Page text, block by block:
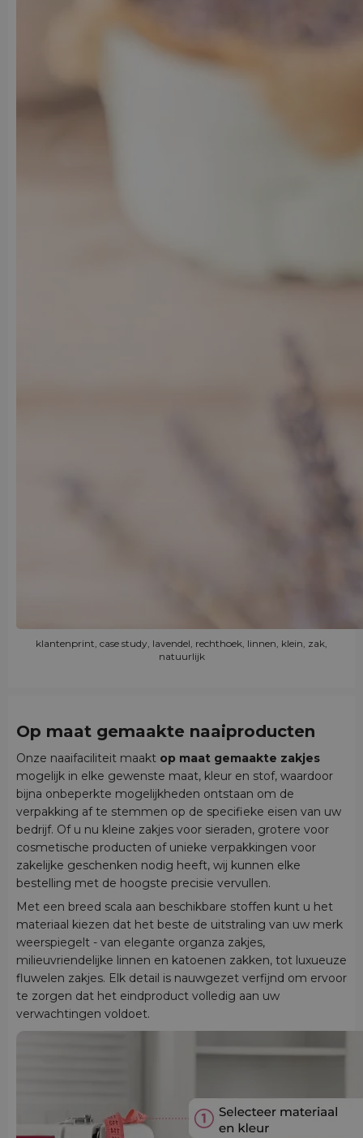
klantenprint, case study, lavendel, rechthoek, linnen, klein, zak,
natuurlijk
Op maat gemaakte naaiproducten
Onze naaifaciliteit maakt op maat gemaakte zakjes
mogelijk in elke gewenste maat, kleur en stof, waardoor
bijna onbeperkte mogelijkheden ontstaan om de
verpakking af te stemmen op de specifieke eisen van uw
bedrijf. Of u nu kleine zakjes voor sieraden, grotere voor
cosmetische producten of unieke verpakkingen voor
zakelijke geschenken nodig heeft, wij kunnen elke
bestelling met de hoogste precisie vervullen.
Met een breed scala aan beschikbare stoffen kunt u het
materiaal kiezen dat het beste de uitstraling van uw merk
weerspiegelt - van elegante organza zakjes,
milieuvriendelijke linnen en katoenen zakken, tot luxueuze
fluwelen zakjes. Elk detail is nauwgezet verfijnd om ervoor
te zorgen dat het eindproduct volledig aan uw
verwachtingen voldoet.